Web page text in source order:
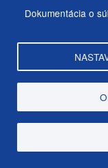
Dokumentácia o
Copyright ©